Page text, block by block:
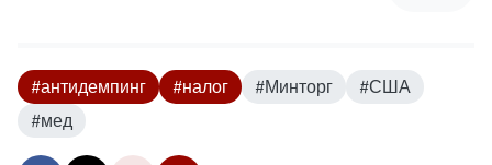
#антидемпинг #налог #Минторг
#США
#мед